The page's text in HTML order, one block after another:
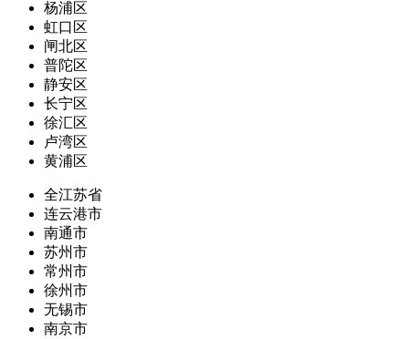
杨浦区
虹口区
闸北区
普陀区
静安区
长宁区
徐汇区
卢湾区
黄浦区
全江苏省
连云港市
南通市
苏州市
常州市
徐州市
无锡市
南京市